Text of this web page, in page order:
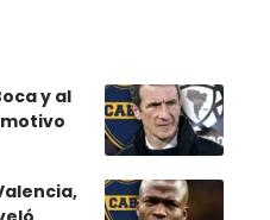
y al